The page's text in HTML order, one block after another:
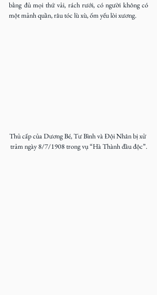
bằng đủ mọi thứ vải, rách rưới, có người không có
một mảnh quần, râu tóc lù xù, ốm yếu lòi xương.
Thủ cấp của Dương Bé, Tư Bình và Đội Nhân bị xử
trảm ngày 8/7/1908 trong vụ “Hà Thành đầu độc”.